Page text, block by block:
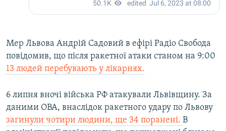
Мер Львова Андрій Садовий в ефірі Радіо Свобода
повідомив, що після ракетної атаки станом на 9:00
13 людей перебувають у лікарнях.
6 липня вночі війська РФ атакували Львівщину. За
даними ОВА, внаслідок ракетного удару по Львову
загинули чотири людини, ще 34 поранені. В